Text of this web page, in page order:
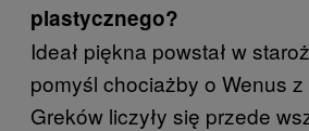
plastycznego?
Ideał piękna powstał w
pomyśl chociażby o Wenus z
Greków liczyły się przede